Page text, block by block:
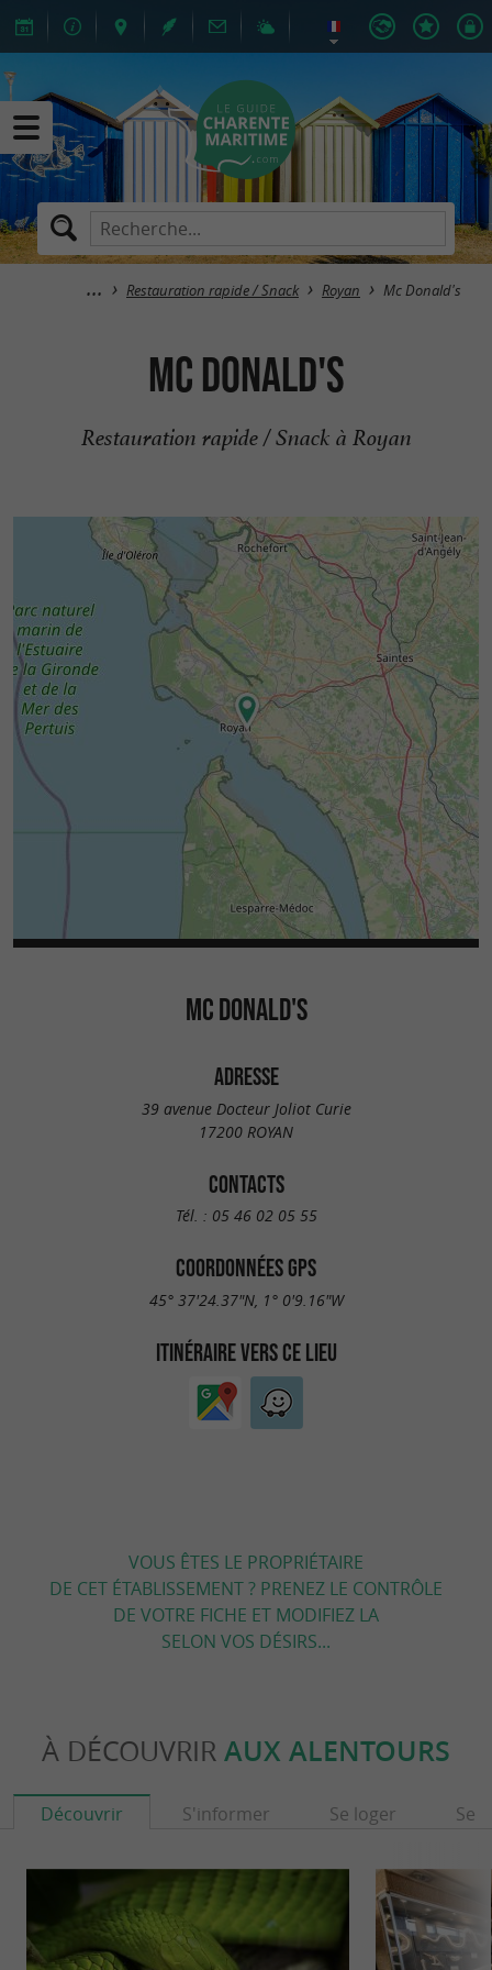
Restauration rapide / Snack Royan Mc Donald's
Mc Donald's
Restauration rapide / Snack à Royan
MC DONALD'S
ADRESSE
39 avenue Docteur Joliot Curie
17200 ROYAN
CONTACTS
Tél. : 05 46 02 05 55
COORDONNÉES GPS
45° 37'24.37"N, 1° 0'9.16"W
ITINÉRAIRE VERS CE LIEU
VOUS ÊTES LE PROPRIÉTAIRE
DE CET ÉTABLISSEMENT ? PRENEZ LE CONTRÔLE
DE VOTRE FICHE ET MODIFIEZ LA
SELON VOS DÉSIRS...
À DÉCOUVRIR AUX ALENTOURS
Découvrir S'informer Se loger Se